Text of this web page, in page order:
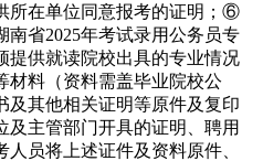
所在单位同意报考的证明；⑥
省2025年考试录用公务员专
提供就读院校出具的专业情况
材料（资料需盖毕业院校公
其他相关证明等原件及复印
主管部门开具的证明、聘用
员将上述证件及资料原件、